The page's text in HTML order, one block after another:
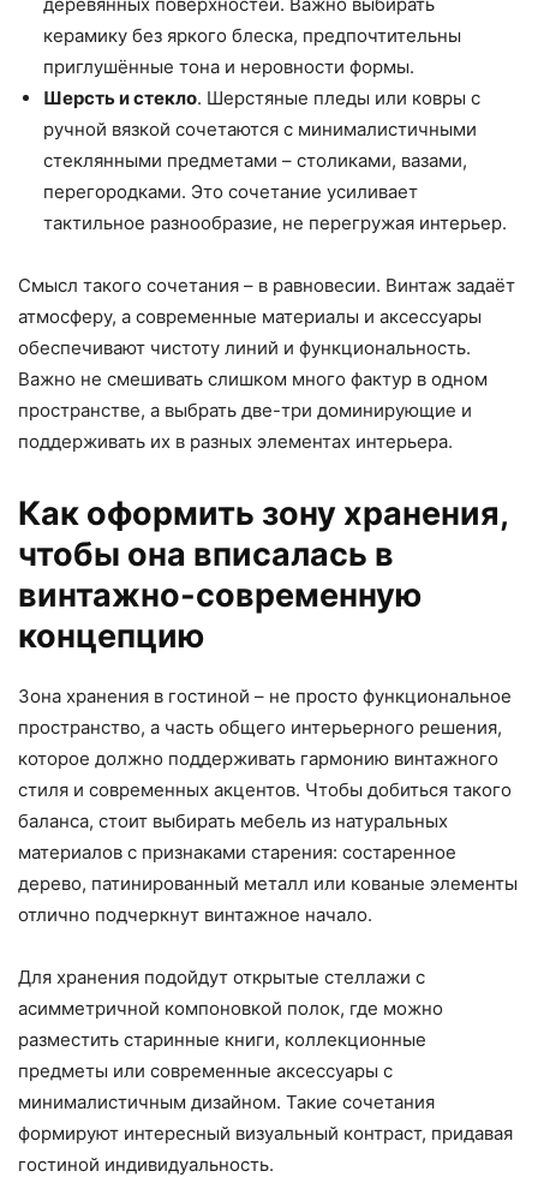
керамику без яркого блеска, предпочтительны
приглушённые тона и неровности формы.
Шерсть и стекло. Шерстяные пледы или ковры с
ручной вязкой сочетаются с минималистичными
стеклянными предметами – столиками, вазами,
перегородками. Это сочетание усиливает
тактильное разнообразие, не перегружая интерьер.
Смысл такого сочетания – в равновесии. Винтаж задаёт
атмосферу, а современные материалы и аксессуары
обеспечивают чистоту линий и функциональность.
Важно не смешивать слишком много фактур в одном
пространстве, а выбрать две-три доминирующие и
поддерживать их в разных элементах интерьера.
Как оформить зону хранения,
чтобы она вписалась в
винтажно-современную
концепцию
Зона хранения в гостиной – не просто функциональное
пространство, а часть общего интерьерного решения,
которое должно поддерживать гармонию винтажного
стиля и современных акцентов. Чтобы добиться такого
баланса, стоит выбирать мебель из натуральных
материалов с признаками старения: состаренное
дерево, патинированный металл или кованые элементы
отлично подчеркнут винтажное начало.
Для хранения подойдут открытые стеллажи с
асимметричной компоновкой полок, где можно
разместить старинные книги, коллекционные
предметы или современные аксессуары с
минималистичным дизайном. Такие сочетания
формируют интересный визуальный контраст, придавая
гостиной индивидуальность.